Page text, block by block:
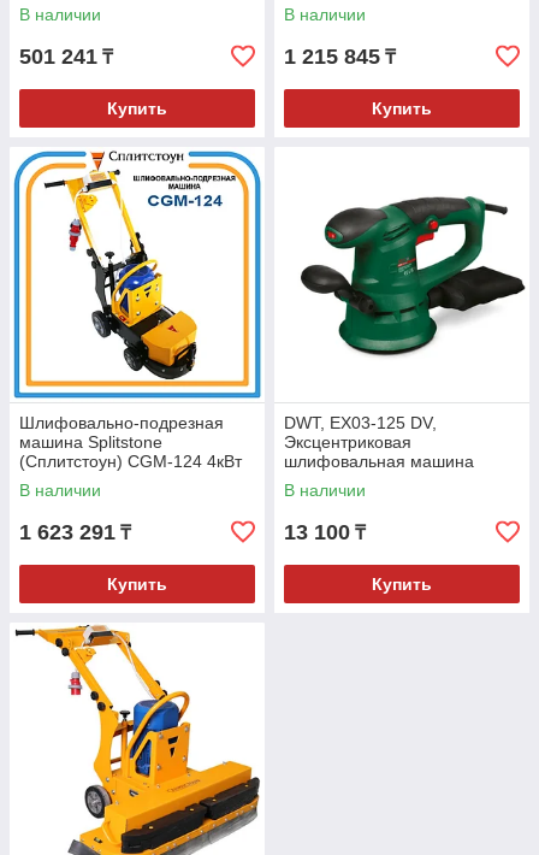
В наличии
501 241 ₸
Купить
В наличии
1 215 845 ₸
Купить
Шлифовально-подрезная
машина Splitstone
(Сплитстоун) CGM-124 4кВт
В наличии
1 623 291 ₸
Купить
DWT, EX03-125 DV,
Эксцентриковая
шлифовальная машина
В наличии
13 100 ₸
Купить